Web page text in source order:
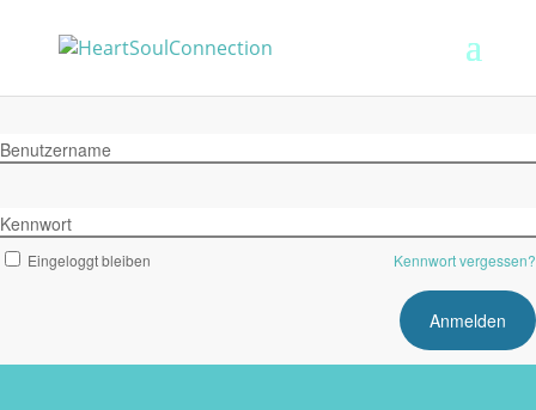
Benutzername
Kennwort
Eingeloggt bleiben Kennwort vergessen?